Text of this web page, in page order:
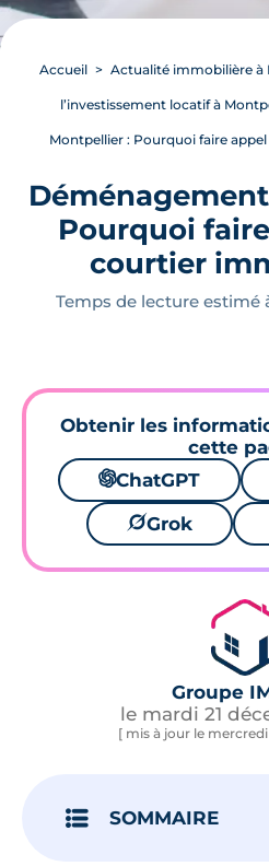
Accueil Actualité immobilière à
l’investissement locatif à
Montpellier : Pourquoi faire
Pourquoi
courtier
Temps de lecture estimé
Obtenir les
cette
🌌ChatGPT
🪐Grok
Groupe
le mardi 21
[ mis à jour le mercredi
SOMMAIRE